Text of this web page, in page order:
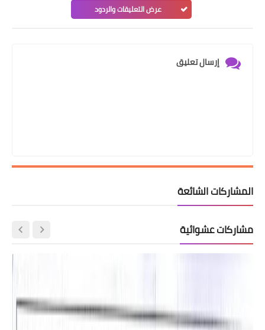
عرض التعليقات والردود
إرسال تعليق
المشاركات الشائعة
مشاركات عشوائية